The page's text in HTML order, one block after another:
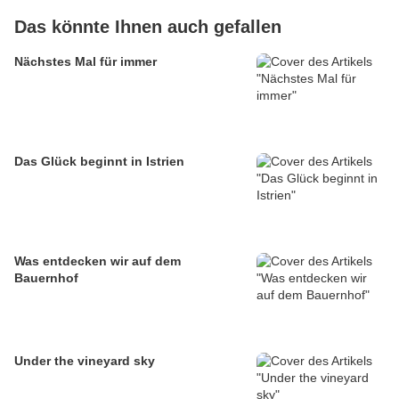
Das könnte Ihnen auch gefallen
Nächstes Mal für immer
Das Glück beginnt in Istrien
Was entdecken wir auf dem
Bauernhof
Under the vineyard sky